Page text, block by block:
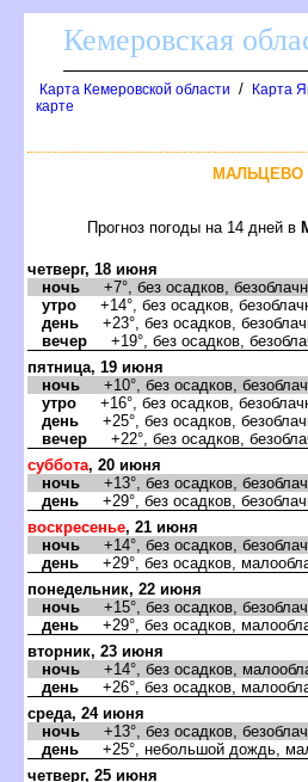
Кемеровская
Карта Кемеровской области /
Карта
карте
МАЛЬЦЕВО
Прогноз погоды на 14 дней
четверг, 18 июня
ночь +7°, без осадков,
утро +14°, без осадков,
день +23°, без осадков,
ечер +19°, без осадков,
пятница, 19 июня
ночь +10°, без осадков,
утро +16°, без осадков,
день +25°, без осадков,
ечер +22°, без осадков,
суббота, 20 июня
ночь +13°, без осадков,
день +29°, без осадков,
оскресенье, 21 июня
ночь +14°, без осадков,
день +29°, без осадков,
понедельник, 22 июня
ночь +15°, без осадков,
день +29°, без осадков,
торник, 23 июня
ночь +14°, без осадков,
день +26°, без осадков,
среда, 24 июня
ночь +13°, без осадков,
день +25°, небольшой дождь,
четверг, 25 июня